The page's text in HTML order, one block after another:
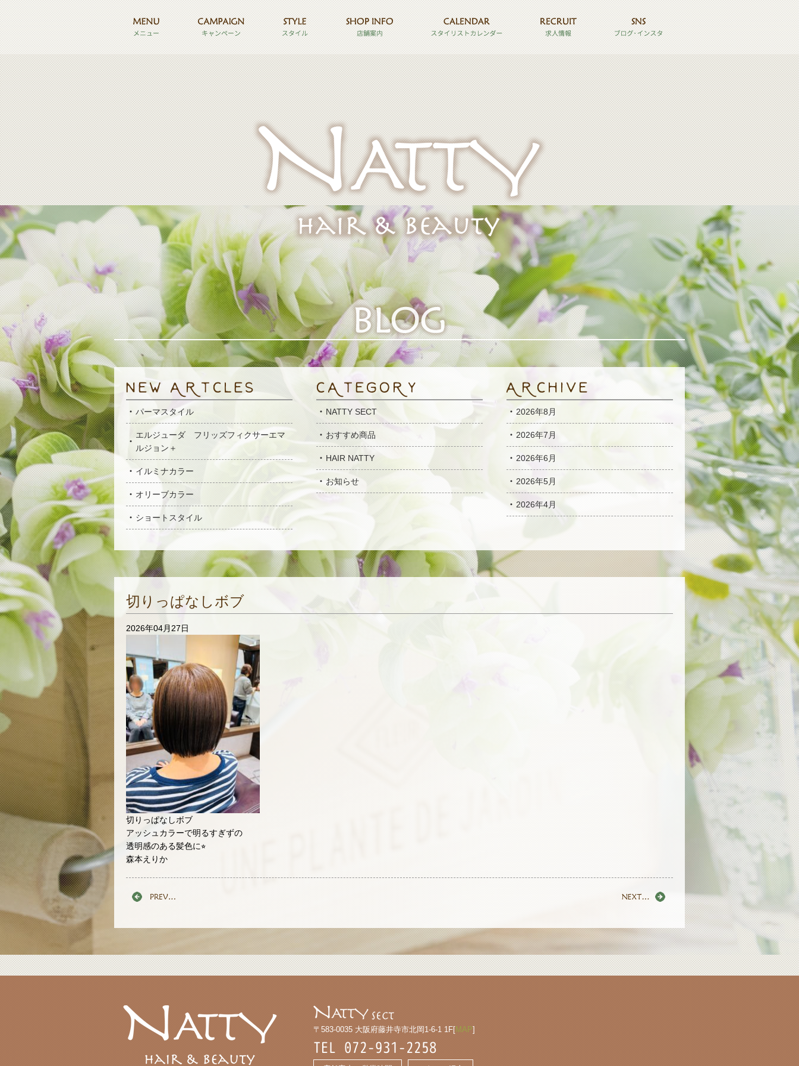
パーマスタイル
エルジューダ フリッズフィクサーエマ
ルジョン＋
イルミナカラー
オリーブカラー
ショートスタイル
NATTY SECT
おすすめ商品
HAIR NATTY
お知らせ
2026年8月
2026年7月
2026年6月
2026年5月
2026年4月
切りっぱなしボブ
2026年04月27日
切りっぱなしボブ
アッシュカラーで明るすぎずの
透明感のある髪色に⭐︎
森本えりか
〒583-0035 大阪府藤井寺市北岡1-6-1 1F[MAP]
TEL 072-931-2258